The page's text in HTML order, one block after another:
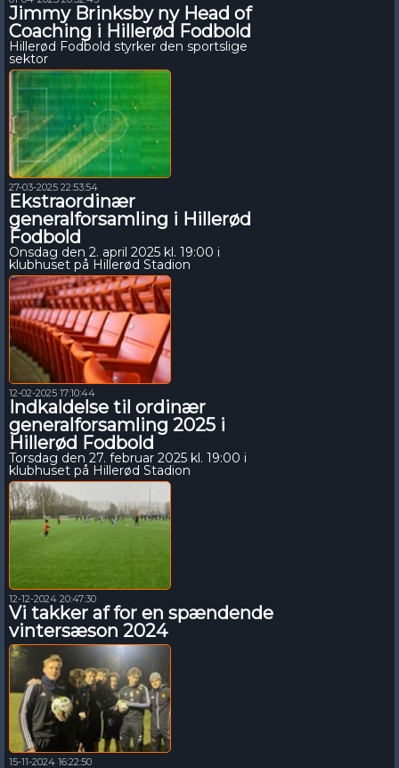
Jimmy Brinksby ny Head of
Coaching i Hillerød Fodbold
Hillerød Fodbold styrker den sportslige
sektor
27-03-2025 22:53:54
Ekstraordinær
generalforsamling i Hillerød
Fodbold
Onsdag den 2. april 2025 kl. 19:00 i
klubhuset på Hillerød Stadion
12-02-2025 17:10:44
Indkaldelse til ordinær
generalforsamling 2025 i
Hillerød Fodbold
Torsdag den 27. februar 2025 kl. 19:00 i
klubhuset på Hillerød Stadion
12-12-2024 20:47:30
Vi takker af for en spændende
vintersæson 2024
15-11-2024 16:22:50